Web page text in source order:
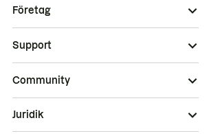
Företag
Support
Community
Juridik